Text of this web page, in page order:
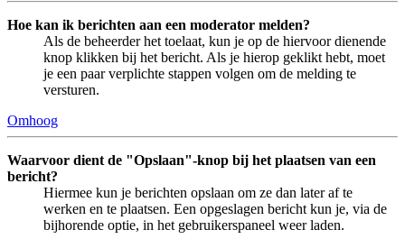
Hoe kan ik berichten aan een moderator melden?
Als de beheerder het toelaat, kun je op de hiervoor dienende
knop klikken bij het bericht. Als je hierop geklikt hebt, moet
je een paar verplichte stappen volgen om de melding te
versturen.
Omhoog
Waarvoor dient de "Opslaan"-knop bij het plaatsen van een
bericht?
Hiermee kun je berichten opslaan om ze dan later af te
werken en te plaatsen. Een opgeslagen bericht kun je, via de
bijhorende optie, in het gebruikerspaneel weer laden.